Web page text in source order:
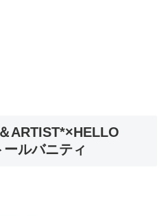
ARTIST*×HELLO
ルバニティ